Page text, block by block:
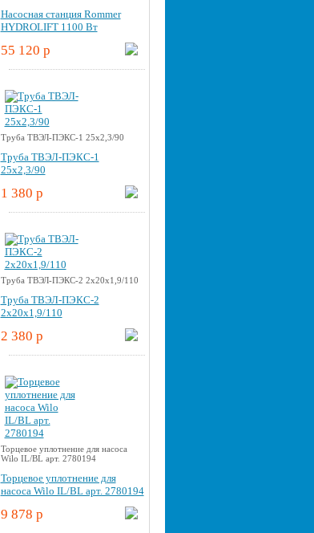
Насосная станция Rommer
HYDROLIFT 1100 Вт
55 120 p
Труба ТВЭЛ-ПЭКС-1 25x2,3/90
Труба ТВЭЛ-ПЭКС-1
25x2,3/90
1 380 p
Труба ТВЭЛ-ПЭКС-2 2x20x1,9/110
Труба ТВЭЛ-ПЭКС-2
2x20x1,9/110
2 380 p
Торцевое уплотнение для насоса
Wilo IL/BL арт. 2780194
Торцевое уплотнение для
насоса Wilo IL/BL арт. 2780194
9 878 p